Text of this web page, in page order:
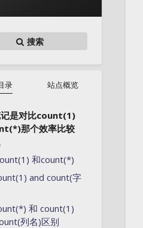
搜索
录 站点概览
是对比count(1)
那个效率比较
和count(*)
and count(字
和 count(1)
列名)区别